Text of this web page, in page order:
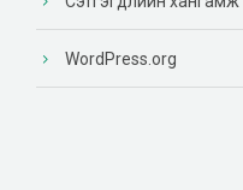
WordPress.org